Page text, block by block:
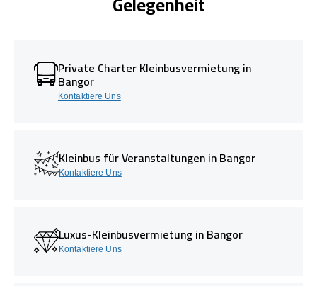
Private Charter Kleinbusvermietung in
Bangor
Kontaktiere Uns
Kleinbus für Veranstaltungen in Bangor
Kontaktiere Uns
Luxus-Kleinbusvermietung in Bangor
Kontaktiere Uns